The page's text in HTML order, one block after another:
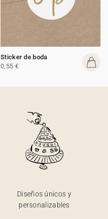
Sticker de boda
0,55 €
Diseños únicos y
personalizables